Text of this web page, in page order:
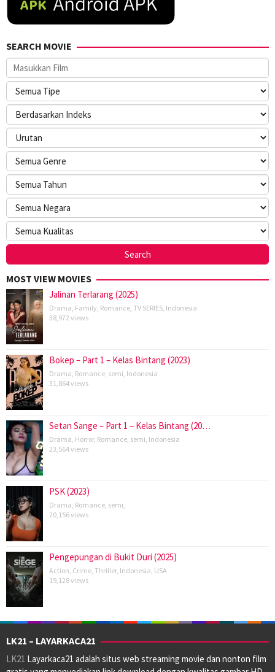
SEARCH MOVIE
MOST VIEW MOVIES
Jalinan Terlarang (2025)
Drama Family Romance TV SERIES Indonesia
38,972 views
Bokep – Part 1 – Kelas Bintang (2023)
Drama Romance semi Indonesia
31,864 views
Setan Sange – Part 1 – Kelas Bintang (20…
Drama Horror, Romance semi Indonesia
23,564 views
PSK (2023)
Drama Romance semi
20,156 views
Pengepungan di Bukit Duri (2025)
Action Crime Thriller, Indonesia USA
19,128 views
LK21 – LAYARKACA21
LK21 Layarkaca21 adalah situs web streaming movie dan nonton film